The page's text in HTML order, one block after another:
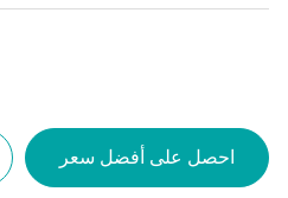
احصل على أفضل سعر